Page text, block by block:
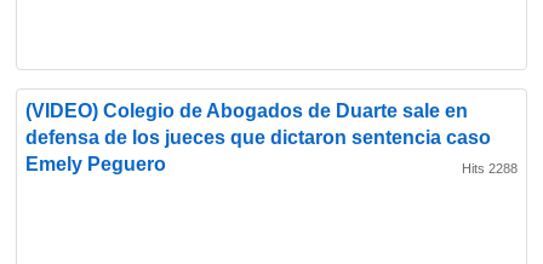
(VIDEO) Colegio de Abogados de Duarte sale en
defensa de los jueces que dictaron sentencia caso
Emely Peguero
Hits 2288